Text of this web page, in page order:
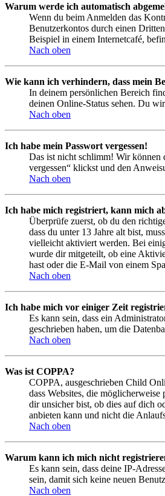
Warum werde ich automatisch
Wenn du beim Anmelden das
Benutzerkontos durch einen
Beispiel in einem Internetcafé,
Nach oben
Wie kann ich verhindern, dass mein
In deinem persönlichen Bereich
deinen Online-Status sehen. Du
Nach oben
Ich habe mein Passwort vergessen!
Das ist nicht schlimm! Wir können
vergessen“ klickst und den
Nach oben
Ich habe mich registriert, kann mich
Überprüfe zuerst, ob du den
dass du unter 13 Jahre alt bist,
vielleicht aktiviert werden. Bei
wurde dir mitgeteilt, ob eine
hast oder die E-Mail von einem
Nach oben
Ich habe mich vor einiger Zeit
Es kann sein, dass ein
geschrieben haben, um die
Nach oben
Was ist COPPA?
COPPA, ausgeschrieben Child
dass Websites, die
dir unsicher bist, ob dies auf dich
anbieten kann und nicht die
Nach oben
Warum kann ich mich nicht
Es kann sein, dass deine IP-
sein, damit sich keine neuen
Nach oben